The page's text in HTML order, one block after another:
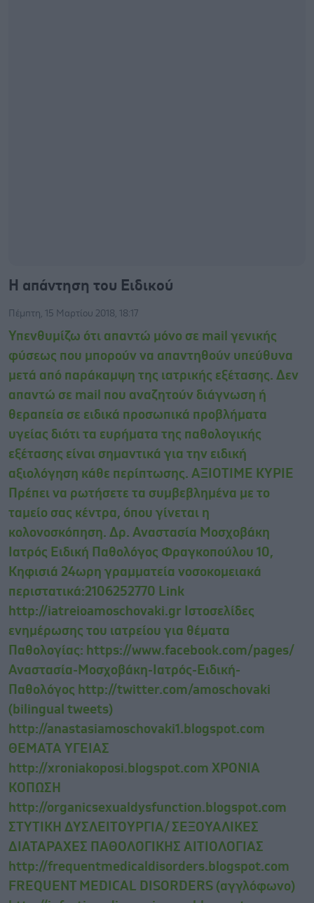
Η απάντηση του Ειδικού
Πέμπτη, 15 Μαρτίου 2018, 18:17
Υπενθυμίζω ότι απαντώ μόνο σε mail γενικής
φύσεως που μπορούν να απαντηθούν υπεύθυνα
μετά από παράκαμψη της ιατρικής εξέτασης. Δεν
απαντώ σε mail που αναζητούν διάγνωση ή
θεραπεία σε ειδικά προσωπικά προβλήματα
υγείας διότι τα ευρήματα της παθολογικής
εξέτασης είναι σημαντικά για την ειδική
αξιολόγηση κάθε περίπτωσης. AΞΙΟΤΙΜΕ ΚΥΡΙΕ
Πρέπει να ρωτήσετε τα συμβεβλημένα με το
ταμείο σας κέντρα, όπου γίνεται η
κολονοσκόπηση. Δρ. Αναστασία Μοσχοβάκη
Ιατρός Ειδική Παθολόγος Φραγκοπούλου 10,
Κηφισιά 24ωρη γραμματεία νοσοκομειακά
περιστατικά:2106252770 Link
http://iatreioamoschovaki.gr Ιστοσελίδες
ενημέρωσης του ιατρείου για θέματα
Παθολογίας: https://www.facebook.com/pages/
Αναστασία-Μοσχοβάκη-Ιατρός-Ειδική-
Παθολόγος http://twitter.com/amoschovaki
(bilingual tweets)
http://anastasiamoschovaki1.blogspot.com
ΘΕΜΑΤΑ ΥΓΕΙΑΣ
http://xroniakoposi.blogspot.com ΧΡΟΝΙΑ
ΚΟΠΩΣΗ
http://organicsexualdysfunction.blogspot.com
ΣΤΥΤΙΚΗ ΔΥΣΛΕΙΤΟΥΡΓΙΑ/ ΣΕΞΟΥΑΛΙΚΕΣ
ΔΙΑΤΑΡΑΧΕΣ ΠΑΘΟΛΟΓΙΚΗΣ ΑΙΤΙΟΛΟΓΙΑΣ
http://frequentmedicaldisorders.blogspot.com
FREQUENT MEDICAL DISORDERS (αγγλόφωνο)